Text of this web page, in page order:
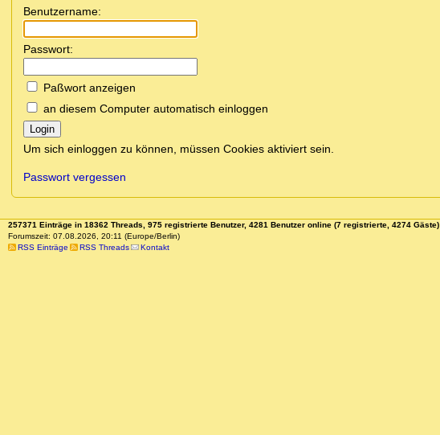
Benutzername:
Passwort:
Paßwort anzeigen
an diesem Computer automatisch einloggen
Login
Um sich einloggen zu können, müssen Cookies aktiviert sein.
Passwort vergessen
257371 Einträge in 18362 Threads, 975 registrierte Benutzer, 4281 Benutzer online (7 registrierte, 4274 Gäste)
Forumszeit: 07.08.2026, 20:11 (Europe/Berlin)
RSS Einträge
RSS Threads Kontakt